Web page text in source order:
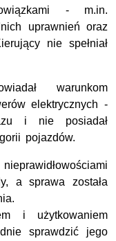
- m.in.
uprawnień oraz
nie spełniał
warunkom
elektrycznych -
i nie posiadał
pojazdów.
a sprawa została
i użytkowaniem
sprawdzić jego